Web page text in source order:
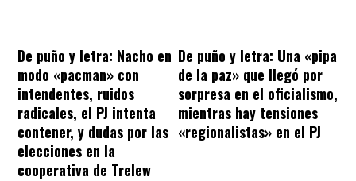
De puño y letra: Nacho en
modo «pacman» con
intendentes, ruidos
radicales, el PJ intenta
contener, y dudas por las
elecciones en la
cooperativa de Trelew
De puño y letra: Una «pipa
de la paz» que llegó por
sorpresa en el oficialismo,
mientras hay tensiones
«regionalistas» en el PJ